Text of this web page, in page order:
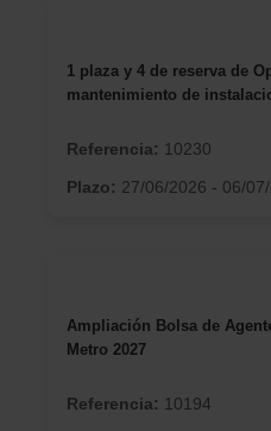
1 plaza y 4 de reserva de
mantenimiento de
Referencia: 10230
Plazo: 27/06/2026 - 06/
Ampliación Bolsa de
Metro 2027
Referencia: 10194